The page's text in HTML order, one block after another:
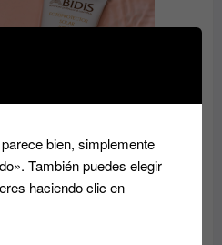
bien, simplemente
También puedes elegir
haciendo clic en